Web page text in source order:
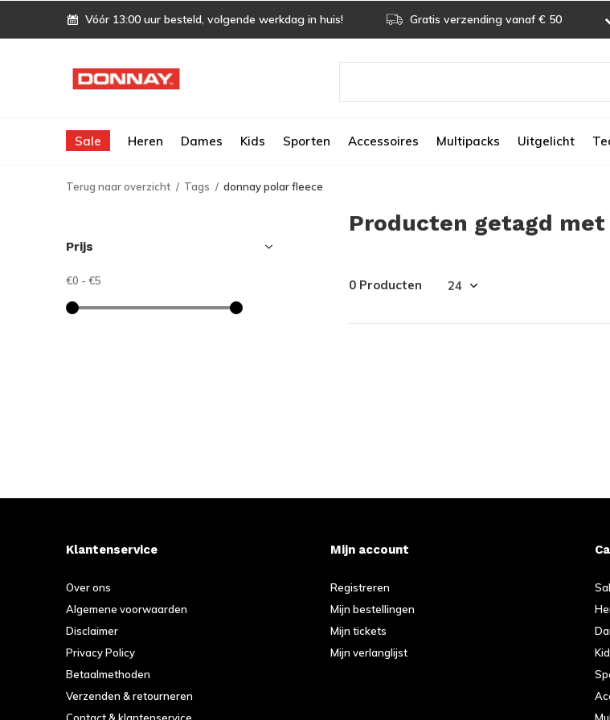
Sale Heren Dames Kids Sporten Accessoires Multipacks Uitgelicht
Vóór 13:00 uur besteld, volgende werkdag in huis! Gratis verzending vanaf € 50
Terug naar overzicht Tags donnay polar fleece
Producten getagd
0 Producten
Prijs
€0 - €5
Klantenservice
Over ons
Algemene voorwaarden
Disclaimer
Privacy Policy
Betaalmethoden
Verzenden & retourneren
Mijn account
Registreren
Mijn bestellingen
Mijn tickets
Mijn verlanglijst